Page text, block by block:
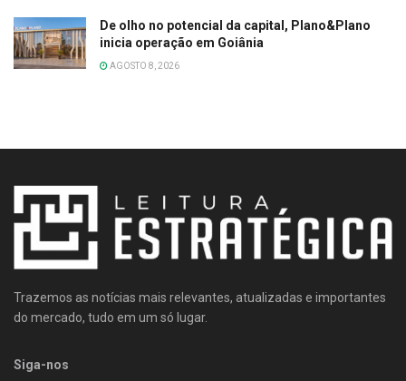
De olho no potencial da capital, Plano&Plano
inicia operação em Goiânia
AGOSTO 8, 2026
Trazemos as notícias mais relevantes, atualizadas e importantes
do mercado, tudo em um só lugar.
Siga-nos